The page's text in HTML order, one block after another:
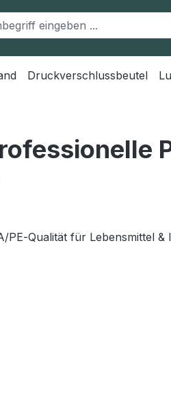
Druckverschlussbeutel